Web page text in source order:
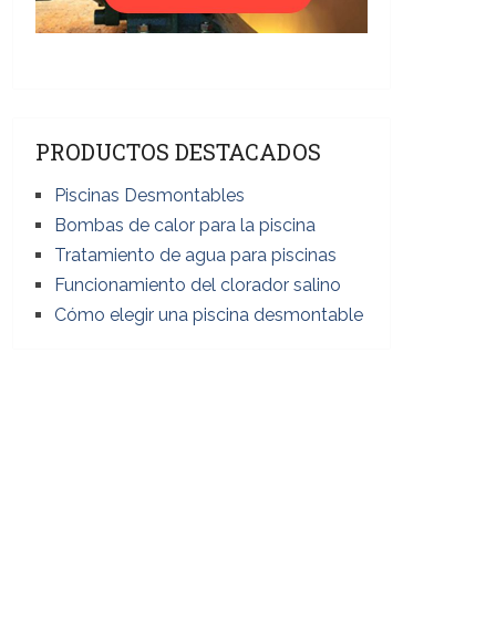
PRODUCTOS DESTACADOS
Piscinas Desmontables
Bombas de calor para la piscina
Tratamiento de agua para piscinas
Funcionamiento del clorador salino
Cómo elegir una piscina desmontable